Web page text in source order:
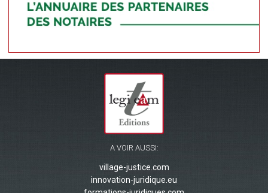
A VOIR AUSSI:
village-justice.com
innovation-juridique.eu